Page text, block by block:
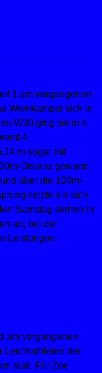
1 am vergangenen
Wienkämper sich in
W30 ging sie in 4
4
m sogar mit
Distanz gewann
über die 100m-
setzte sie sich
Samstag stehen in
an, bei der
Leistungen
am vergangenen
Leichtathleten der
statt. Für Zoe